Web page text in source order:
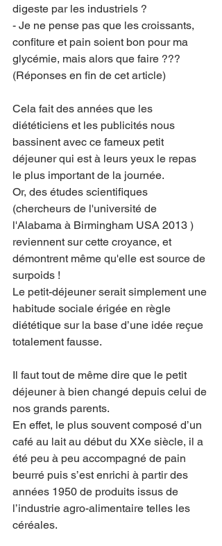
digeste par les industriels ?
- Je ne pense pas que les croissants,
confiture et pain soient bon pour ma
glycémie, mais alors que faire ???
(Réponses en fin de cet article)
Cela fait des années que les
diététiciens et les publicités nous
bassinent avec ce fameux petit
déjeuner qui est à leurs yeux le repas
le plus important de la journée.
Or, des études scientifiques
(chercheurs de l'université de
l'Alabama à Birmingham USA 2013 )
reviennent sur cette croyance, et
démontrent même qu'elle est source de
surpoids !
Le petit-déjeuner serait simplement une
habitude sociale érigée en règle
diététique sur la base d’une idée reçue
totalement fausse.
Il faut tout de même dire que le petit
déjeuner à bien changé depuis celui de
nos grands parents.
En effet, le plus souvent composé d’un
café au lait au début du XXe siècle, il a
été peu à peu accompagné de pain
beurré puis s’est enrichi à partir des
années 1950 de produits issus de
l’industrie agro-alimentaire telles les
céréales.